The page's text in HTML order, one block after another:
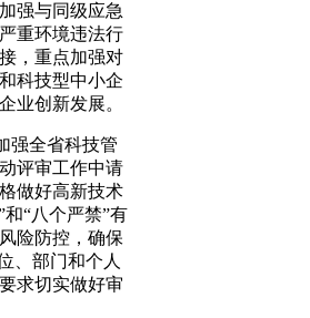
强与同级应急
重环境违法行
，重点加强对
科技型中小企
业创新发展。
强全省科技管
评审工作中请
做好高新技术
“八个严禁”有
险防控，确保
、部门和个人
求切实做好审